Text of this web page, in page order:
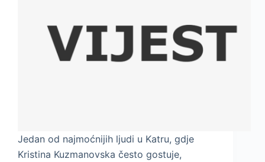
Jedan od najmoćnijih ljudi u Katru, gdje
Kristina Kuzmanovska često gostuje,